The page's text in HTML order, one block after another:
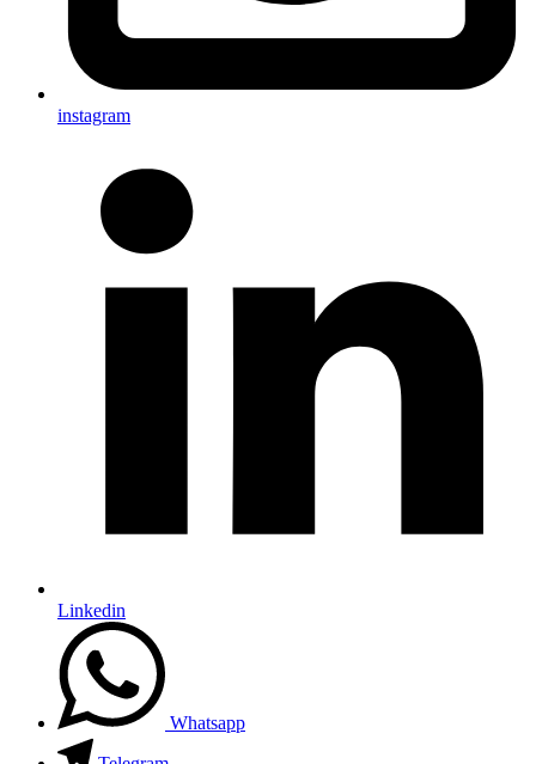
instagram
Linkedin
Whatsapp